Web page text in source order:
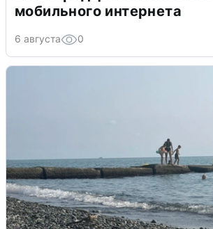
мобильного интернета
6 августа 0